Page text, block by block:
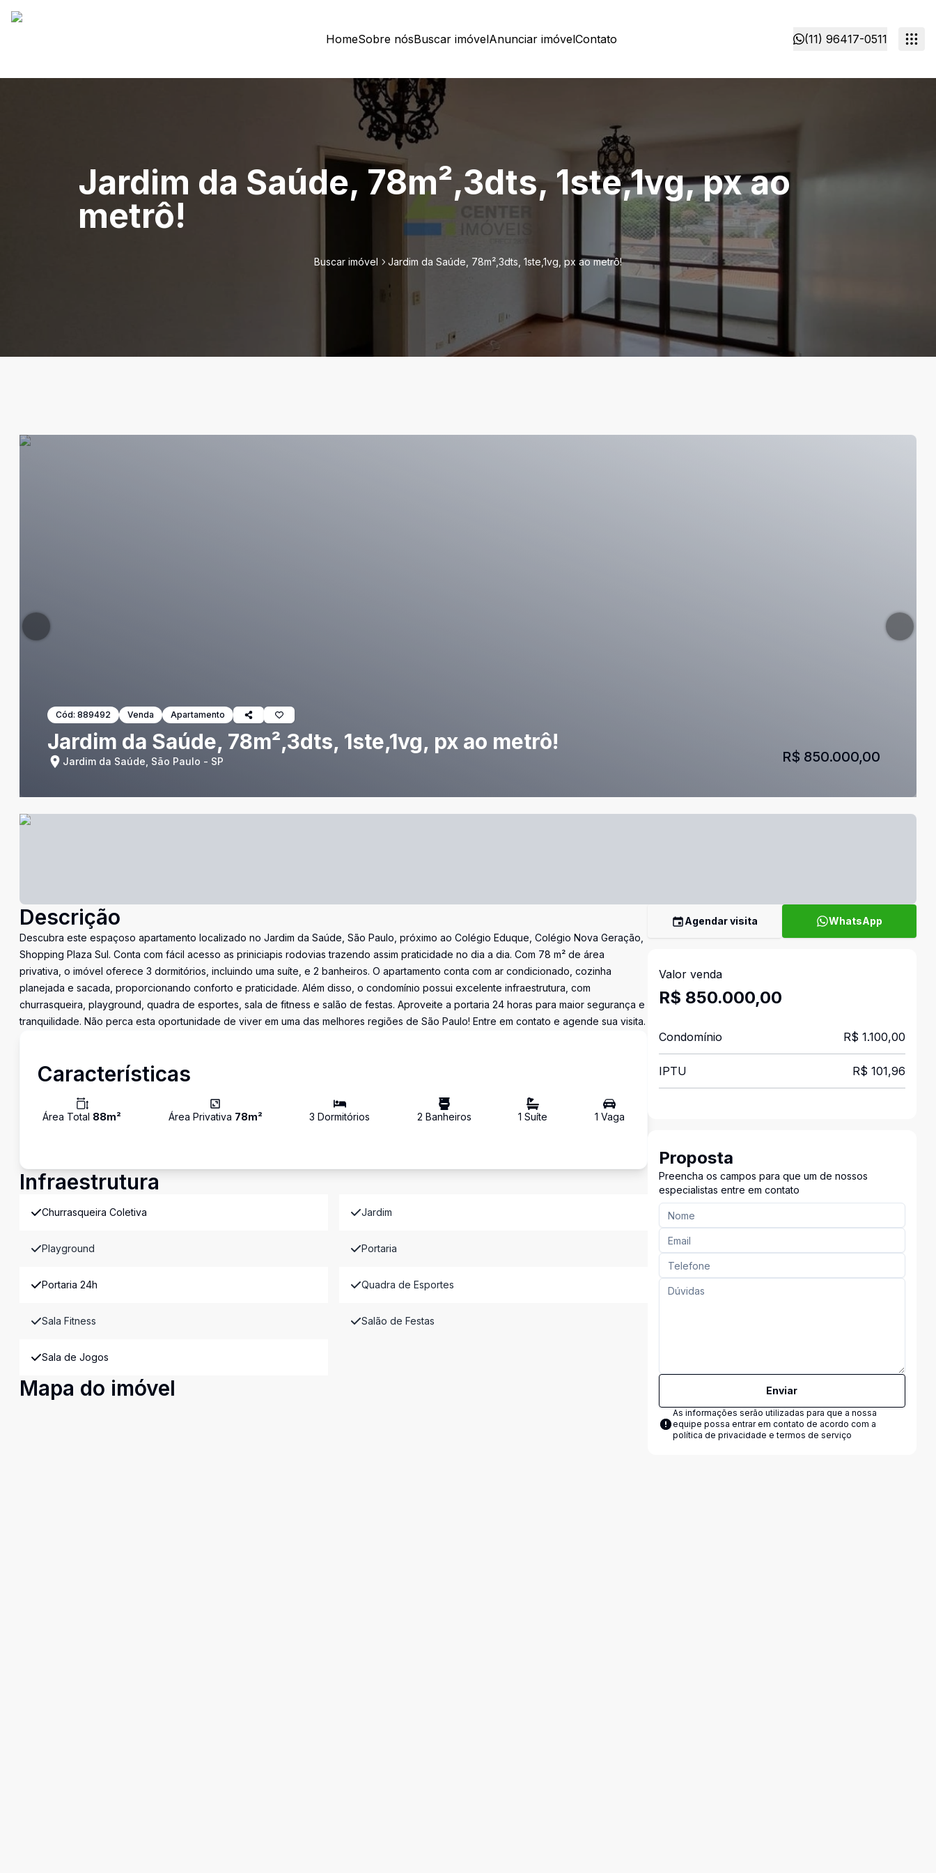
HomeSobre nósBuscar imóvelAnunciar imóvelContato (11) 96417-0511
Jardim da Saúde, 78m²,3dts, 1ste,1vg, px ao
metrô!
Buscar imóvel Jardim da Saúde, 78m²,3dts, 1ste,1vg, px ao metrô!
Cód: 889492 Venda Apartamento
Jardim da Saúde, 78m²,3dts, 1ste,1vg, px ao metrô!
Jardim da Saúde, São Paulo - SP R$ 850.000,00
Descrição
Descubra este espaçoso apartamento localizado no Jardim da Saúde, São Paulo, próximo ao Colégio Eduque, Colégio Nova Geração,
Shopping Plaza Sul. Conta com fácil acesso as priniciapis rodovias trazendo assim praticidade no dia a dia. Com 78 m² de área
privativa, o imóvel oferece 3 dormitórios, incluindo uma suíte, e 2 banheiros. O apartamento conta com ar condicionado, cozinha
planejada e sacada, proporcionando conforto e praticidade. Além disso, o condomínio possui excelente infraestrutura, com
churrasqueira, playground, quadra de esportes, sala de fitness e salão de festas. Aproveite a portaria 24 horas para maior segurança e
tranquilidade. Não perca esta oportunidade de viver em uma das melhores regiões de São Paulo! Entre em contato e agende sua visita.
Características
Área Total 88m² Área Privativa 78m² 3 Dormitórios 2 Banheiros 1 Suíte 1 Vaga
Infraestrutura
Churrasqueira Coletiva Jardim
Playground Portaria
Portaria 24h Quadra de Esportes
Sala Fitness Salão de Festas
Sala de Jogos
Mapa do imóvel
Agendar visita WhatsApp
Valor venda
R$ 850.000,00
Condomínio R$ 1.100,00
IPTU R$ 101,96
Proposta
Preencha os campos para que um de nossos
especialistas entre em contato
Enviar
As informações serão utilizadas para que a nossa
equipe possa entrar em contato de acordo com a
política de privacidade e termos de serviço